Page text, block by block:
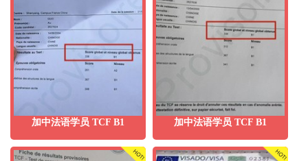
加中法语学员 TCF B1 加中法语学员 TCF B1